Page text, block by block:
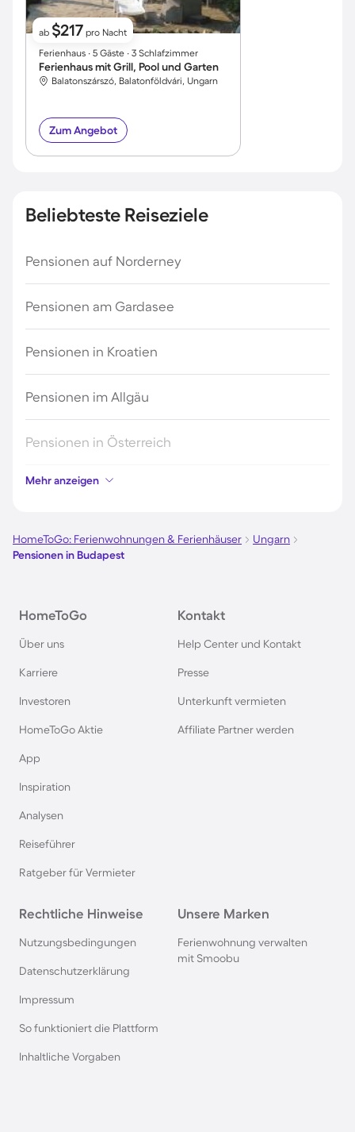
ab $217 pro Nacht
Ferienhaus ∙ 5 Gäste ∙ 3 Schlafzimmer
Ferienhaus mit Grill, Pool und Garten
Balatonszárszó, Balatonföldvári, Ungarn
Zum Angebot
Beliebteste Reiseziele
Pensionen auf Norderney
Pensionen am Gardasee
Pensionen in Kroatien
Pensionen im Allgäu
Pensionen in Österreich
Pensionen in Hamburg
Pensionen in Berlin
Pensionen in Oberstdorf
Pensionen in Schweden
Pensionen in Holland
Pensionen im Bayerischen Wald
Pensionen in Deutschland
Pensionen in Berchtesgaden
Mehr anzeigen
HomeToGo: Ferienwohnungen & Ferienhäuser
Ungarn
Pensionen in Budapest
HomeToGo
Über uns
Karriere
Investoren
HomeToGo Aktie
App
Inspiration
Analysen
Reiseführer
Ratgeber für Vermieter
Kontakt
Help Center und Kontakt
Presse
Unterkunft vermieten
Affiliate Partner werden
Rechtliche Hinweise
Nutzungsbedingungen
Datenschutzerklärung
Impressum
So funktioniert die Plattform
Inhaltliche Vorgaben
Unsere Marken
Ferienwohnung verwalten
mit Smoobu